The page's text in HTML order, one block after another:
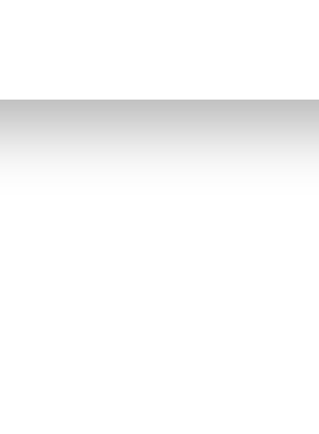
oplysninger om din placering, der kan være